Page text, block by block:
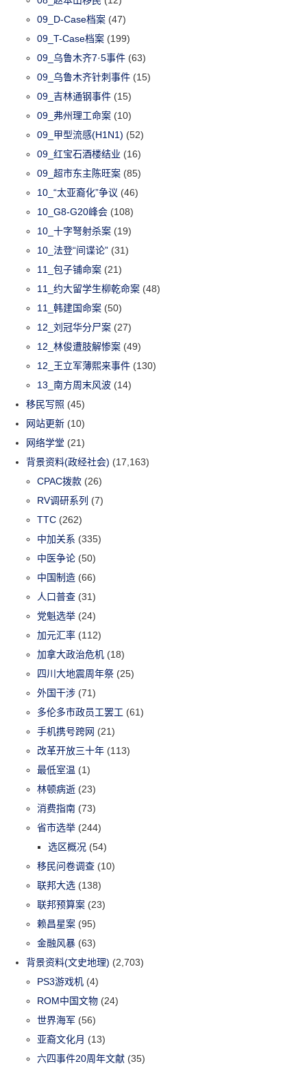
09_D-Case档案 (47)
09_T-Case档案 (199)
09_乌鲁木齐7·5事件 (63)
09_乌鲁木齐针刺事件 (15)
09_吉林通钢事件 (15)
09_弗州理工命案 (10)
09_甲型流感(H1N1) (52)
09_红宝石酒楼结业 (16)
09_超市东主陈旺案 (85)
10_“太亚裔化”争议 (46)
10_G8-G20峰会 (108)
10_十字弩射杀案 (19)
10_法登“间谍论” (31)
11_包子铺命案 (21)
11_约大留学生柳乾命案 (48)
11_韩建国命案 (50)
12_刘冠华分尸案 (27)
12_林俊遭肢解惨案 (49)
12_王立军薄熙来事件 (130)
13_南方周末风波 (14)
移民写照 (45)
网站更新 (10)
网络学堂 (21)
背景资料(政经社会) (17,163)
CPAC拨款 (26)
RV调研系列 (7)
TTC (262)
中加关系 (335)
中医争论 (50)
中国制造 (66)
人口普查 (31)
党魁选举 (24)
加元汇率 (112)
加拿大政治危机 (18)
四川大地震周年祭 (25)
外国干涉 (71)
多伦多市政员工罢工 (61)
手机携号跨网 (21)
改革开放三十年 (113)
最低室温 (1)
林顿病逝 (23)
消费指南 (73)
省市选举 (244)
选区概况 (54)
移民问卷调查 (10)
联邦大选 (138)
联邦预算案 (23)
赖昌星案 (95)
金融风暴 (63)
背景资料(文史地理) (2,703)
PS3游戏机 (4)
ROM中国文物 (24)
世界海军 (56)
亚裔文化月 (13)
六四事件20周年文献 (35)